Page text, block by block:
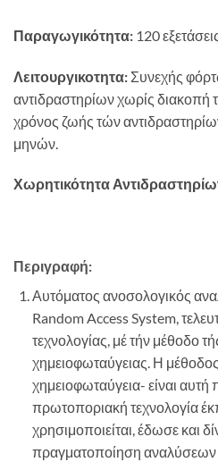
Παραγωγικότητα: 120
Λειτουργικοτητα: Συνεχής
αντιδραστηρίων χωρίς διακοπή
χρόνος ζωής τών
μηνών.
Χωρητικότητα
Περιγραφή:
Αυτόματος ανοσολογικός
Random Access System,
τεχνολογίας, μέ τήν μέθοδο
χημειοφωταύγειας. Η
χημειοφωταύγεια- είναι
πρωτοποριακή τεχνολογία
χρησιμοποιείται, έδωσε και
πραγματοποίηση αναλύσεων